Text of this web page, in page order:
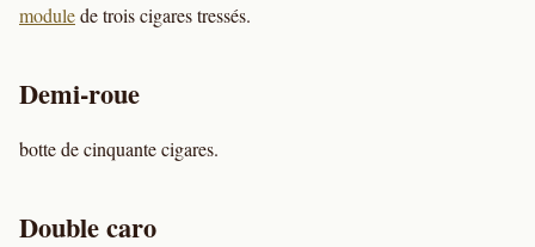
modulede trois cigares tressés.
Demi-roue
botte de cinquante cigares.
Double caro